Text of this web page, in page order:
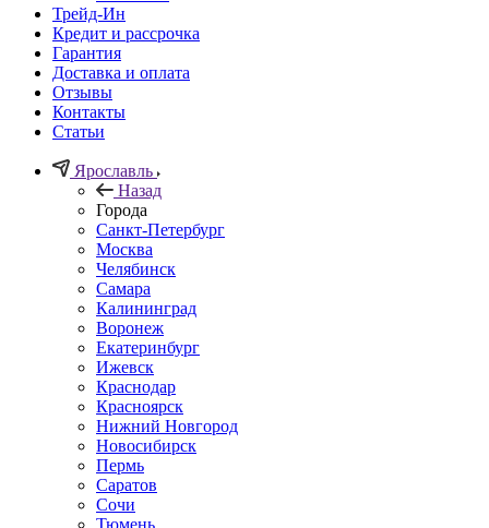
Трейд-Ин
Кредит и рассрочка
Гарантия
Доставка и оплата
Отзывы
Контакты
Статьи
Ярославль
Назад
Города
Санкт-Петербург
Москва
Челябинск
Самара
Калининград
Воронеж
Екатеринбург
Ижевск
Краснодар
Красноярск
Нижний Новгород
Новосибирск
Пермь
Саратов
Сочи
Тюмень